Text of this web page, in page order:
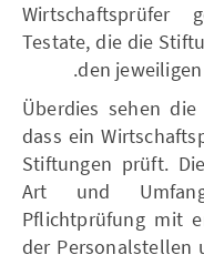
Wirtschaftsprüfer
Testate, die die
den
Überdies sehen
dass ein
Stiftungen prüft.
Art und
Pflichtprüfung mit
der Personalstellen